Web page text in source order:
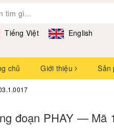
Tiếng Việt English
chủ Giới thiệu Sản
đoạn PHAY — Mã